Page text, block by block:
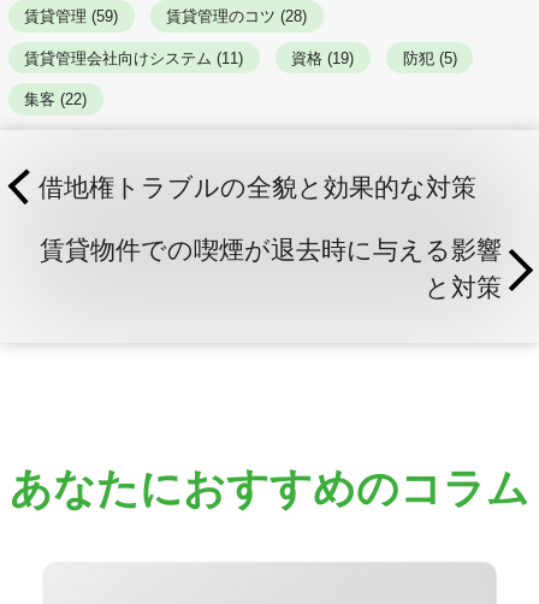
賃貸管理 (59) 賃貸管理のコツ (28)
賃貸管理会社向けシステム (11) 資格 (19) 防犯 (5)
集客 (22)
借地権トラブルの全貌と効果的な対策
賃貸物件での喫煙が退去時に与える影響
と対策
あなたにおすすめのコラム